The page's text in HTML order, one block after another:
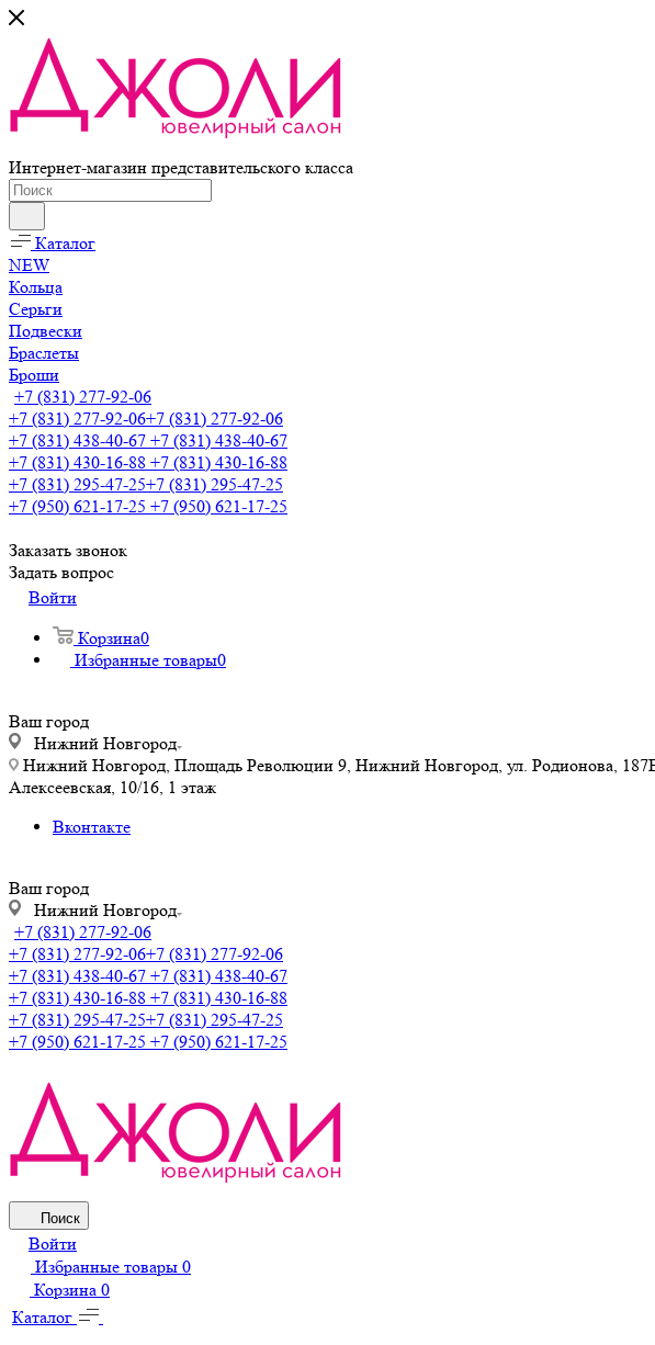
Интернет-магазин представительского класса
Каталог
NEW
Кольца
Серьги
Подвески
Браслеты
Броши
+7 (831) 277-92-06
+7 (831) 277-92-06+7 (831) 277-92-06
+7 (831) 438-40-67 +7 (831) 438-40-67
+7 (831) 430-16-88 +7 (831) 430-16-88
+7 (831) 295-47-25+7 (831) 295-47-25
+7 (950) 621-17-25 +7 (950) 621-17-25
Заказать звонок
Задать вопрос
Войти
Корзина0
Избранные товары0
Ваш город
Нижний Новгород
Нижний Новгород, Площадь Революции 9, Нижний Новгород, ул. Родионова,
Алексеевская, 10/16, 1 этаж
Вконтакте
Ваш город
Нижний Новгород
+7 (831) 277-92-06
+7 (831) 277-92-06+7 (831) 277-92-06
+7 (831) 438-40-67 +7 (831) 438-40-67
+7 (831) 430-16-88 +7 (831) 430-16-88
+7 (831) 295-47-25+7 (831) 295-47-25
+7 (950) 621-17-25 +7 (950) 621-17-25
Поиск
Войти
Избранные товары 0
Корзина 0
Каталог